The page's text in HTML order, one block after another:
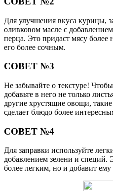
Для улучшения вкуса курицы,
оливковом масле с
перца. Это придаст мясу
его более сочным.
СОВЕТ №3
Не забывайте о текстуре!
добавьте в него не только
другие хрустящие овощи,
сделает блюдо более
СОВЕТ №4
Для заправки используйте
добавлением зелени и специй.
более легким, но и добавит ему